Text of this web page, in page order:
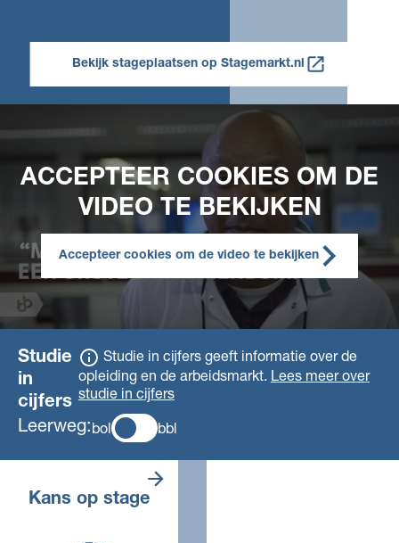
Bekijk stageplaatsen op Stagemarkt.nl
ACCEPTEER COOKIES OM DE
VIDEO TE BEKIJKEN
Accepteer cookies om de video te bekijken
Studie
in
cijfers
Studie in cijfers geeft informatie over de
opleiding en de arbeidsmarkt. Lees meer over
studie in cijfers
Leerweg: bol bbl
Kans op stage
stageplaatsen.